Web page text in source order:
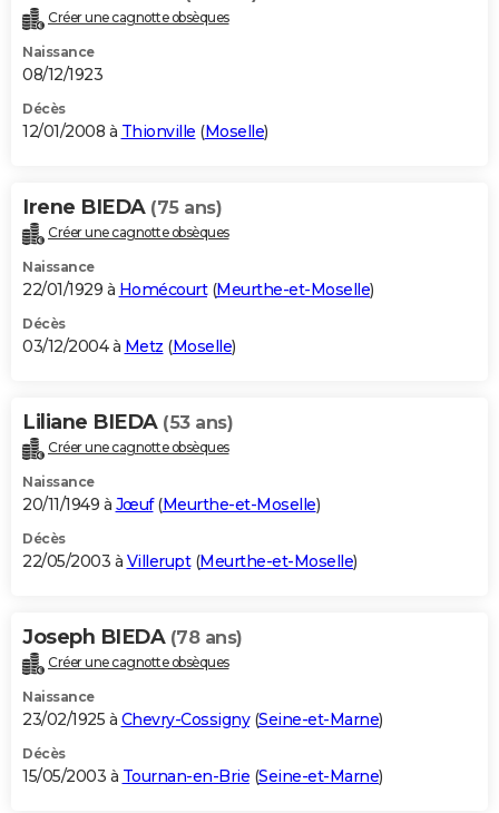
Créer une cagnotte obsèques
Naissance
08/12/1923
Décès
12/01/2008 à Thionville (Moselle)
Irene BIEDA (75 ans)
Créer une cagnotte obsèques
Naissance
22/01/1929 à Homécourt(Meurthe-et-Moselle)
Décès
03/12/2004 à Metz (Moselle)
Liliane BIEDA (53 ans)
Créer une cagnotte obsèques
Naissance
20/11/1949 à Jœuf(Meurthe-et-Moselle)
Décès
22/05/2003 à Villerupt(Meurthe-et-Moselle)
Joseph BIEDA (78 ans)
Créer une cagnotte obsèques
Naissance
23/02/1925 à Chevry-Cossigny(Seine-et-Marne)
Décès
15/05/2003 à Tournan-en-Brie (Seine-et-Marne)